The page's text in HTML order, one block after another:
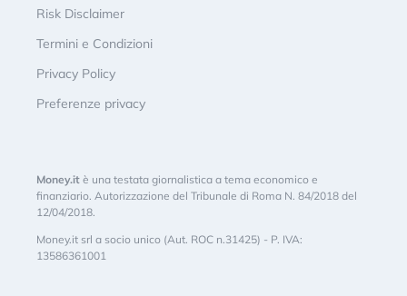
Risk Disclaimer
Termini e Condizioni
Privacy Policy
Preferenze privacy
Money.it è una testata giornalistica a tema economico e
finanziario. Autorizzazione del Tribunale di Roma N. 84/2018 del
12/04/2018.
Money.it srl a socio unico (Aut. ROC n.31425) - P. IVA:
13586361001